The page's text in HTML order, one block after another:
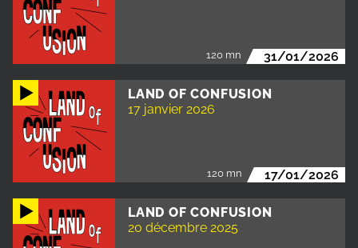
120 mn 31/01/2026
LAND OF CONFUSION
17 janvier 2026
120 mn 17/01/2026
LAND OF CONFUSION
20 décembre 2025